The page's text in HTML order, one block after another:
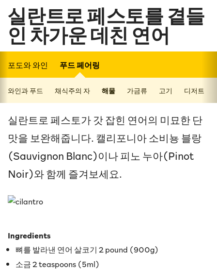
실란트로 페스토를 곁들
인 차가운 데친 연어
포도와 와인 푸드 페어링
와인과 푸드 채식주의 자 해물 가금류 고기 디저트
실란트로 페스토가 갓 잡힌 연어의 미묘한 단
맛을 보완해줍니다. 캘리포니아 소비뇽 블랑
(Sauvignon Blanc)이나 피노 누아(Pinot
Noir)와 함께 즐겨보세요.
Ingredients
뼈를 발라낸 연어 살코기 2 pound (900g)
소금 2 teaspoons (5ml)